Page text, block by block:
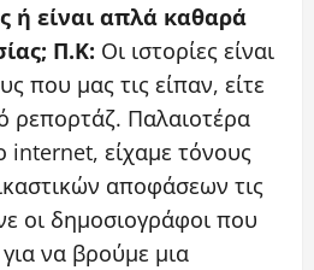
ή είναι απλά καθαρά
Π.Κ: Οι ιστορίες είναι
που μας τις είπαν, είτε
ρεπορτάζ. Παλαιοτέρα
είχαμε τόνους
αποφάσεων τις
οι δημοσιογράφοι που
να βρούμε μια